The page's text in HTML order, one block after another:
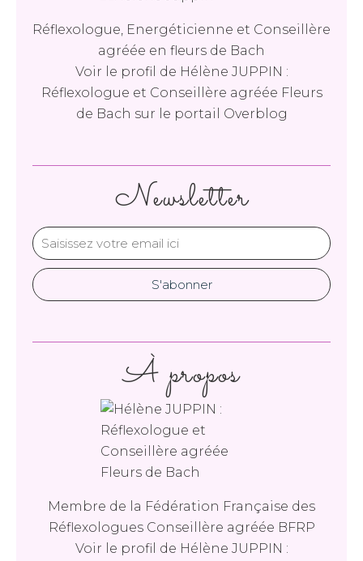
Newsletter
Réflexologue, Energéticienne et Conseillère
agréée en fleurs de Bach
Voir le profil de Hélène JUPPIN :
Réflexologue et Conseillère agréée Fleurs
de Bach sur le portail Overblog
À propos
Membre de la Fédération Française des
Réflexologues Conseillère agréée BFRP
Voir le profil de Hélène JUPPIN :